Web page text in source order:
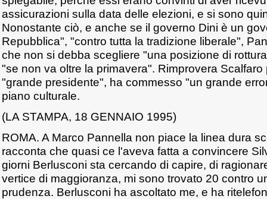
assicurazioni sulla data delle elezioni, e si sono
Nonostante ciò, e anche se il governo Dini è un
Repubblica", "contro tutta la tradizione liberale",
che non si debba scegliere "una posizione di
"se non va oltre la primavera". Rimprovera Scalfaro
"grande presidente", ha commesso "un grande
piano culturale.
(LA STAMPA, 18 GENNAIO 1995)
ROMA. A Marco Pannella non piace la linea dura
racconta che quasi ce l'aveva fatta a convincere
giorni Berlusconi sta cercando di capire, di
vertice di maggioranza, mi sono trovato 20 contro
prudenza. Berlusconi ha ascoltato me, e ha